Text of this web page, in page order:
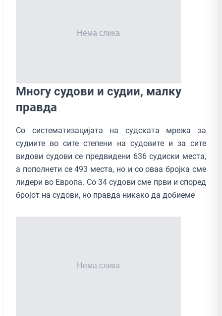
Многу судови и судии, малку
правда
Со систематизацијата на судската мрежа за
судиите во сите степени на судовите и за сите
видови судови се предвидени 636 судиски места,
а пополнети се 493 места, но и со оваа бројка сме
лидери во Европа. Со 34 судови сме први и според
бројот на судови, но правда никако да добиеме